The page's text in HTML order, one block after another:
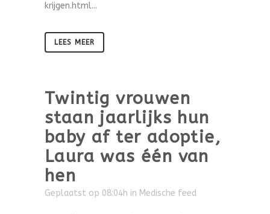
krijgen.html...
LEES MEER
Twintig vrouwen
staan jaarlijks hun
baby af ter adoptie,
Laura was één van
hen
Geplaatst op 08:04h in Medische feed